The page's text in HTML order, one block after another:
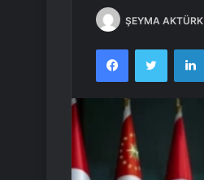
ŞEYMA AKTÜRK
FacebookTwitter